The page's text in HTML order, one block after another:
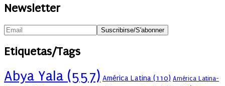
Newsletter
Etiquetas/Tags
Abya Yala (557) América Latina (110) América Latina-